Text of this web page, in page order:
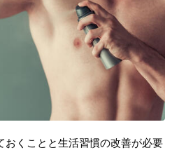
おくことと生活習慣の改善が必要